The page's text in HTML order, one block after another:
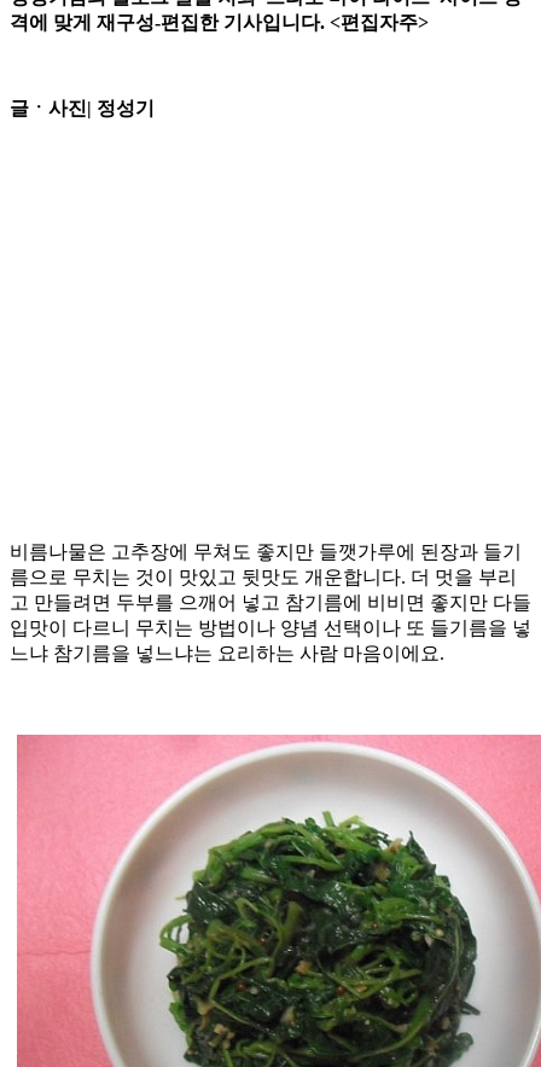
격에 맞게 재구성-편집한 기사입니다. <편집자주>
글ㆍ사진| 정성기
비름나물은 고추장에 무쳐도 좋지만 들깻가루에 된장과 들기
름으로 무치는 것이 맛있고 뒷맛도 개운합니다. 더 멋을 부리
고 만들려면 두부를 으깨어 넣고 참기름에 비비면 좋지만 다들
입맛이 다르니 무치는 방법이나 양념 선택이나 또 들기름을 넣
느냐 참기름을 넣느냐는 요리하는 사람 마음이에요.